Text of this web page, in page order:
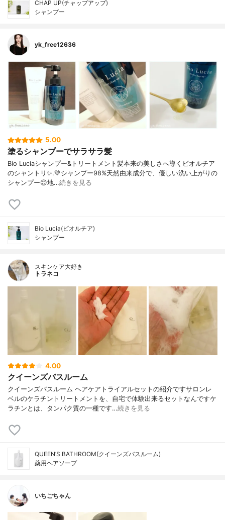
CHAP UP(チャップアップ)
シャンプー
yk_free12636
5.00
塗るシャンプーでサラサラ髪
Bio Luciaシャンプー&トリートメント⁡髪本来の美しさへ導くビオルチア
のシャントリ✨⁡.💚シャンプー98%天然由来成分で、優しい洗い上がりの
シャンプー😊地…続きを見る
Bio Lucia(ビオルチア)
シャンプー
スキンケア大好き
トラネコ
4.00
クイーンズバスルーム
クイーンズバスルーム ヘアケアトライアルセットの紹介ですサロンレ
ベルのケラチントリートメントを、自宅で体験出来るセットなんですケ
ラチンとは、タンパク質の一種です…続きを見る
QUEEN’S BATHROOM(クイーンズバスルーム)
薬用ヘアソープ
いちごちゃん